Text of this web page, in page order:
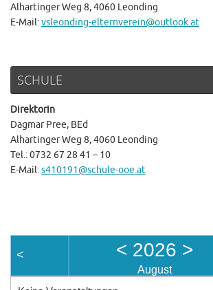
Alhartinger Weg 8, 4060 Leonding
E-Mail:vsleonding-elternverein@outlook.at
SCHULE
Direktorin
Dagmar Pree, BEd
Alhartinger Weg 8, 4060 Leonding
Tel.: 0732 67 28 41 – 10
E-Mail:s410191@schule-ooe.at
< < 2026 >
August